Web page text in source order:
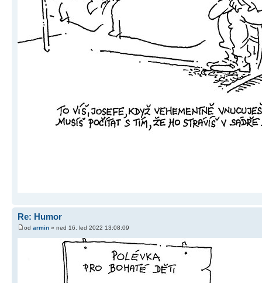
Re: Humor
od armin » ned 16. led 2022 13:08:09